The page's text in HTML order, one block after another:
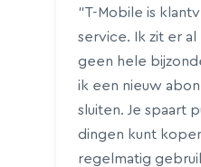
“T-Mobile is
service. Ik zit er al
geen hele
ik een nieuw
sluiten. Je spaart
dingen kunt
regelmatig